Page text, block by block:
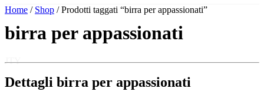
Home / Shop / Prodotti taggati “birra per appassionati”
birra per appassionati
JTY
Dettagli birra per appassionati